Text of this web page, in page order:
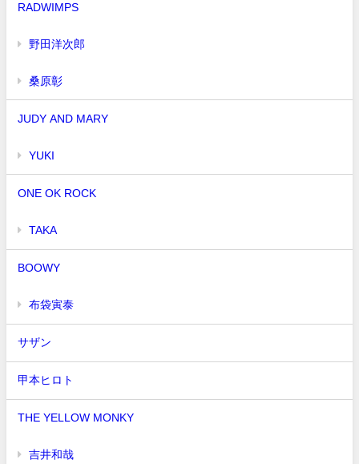
RADWIMPS
野田洋次郎
桑原彰
JUDY AND MARY
YUKI
ONE OK ROCK
TAKA
BOOWY
布袋寅泰
サザン
甲本ヒロト
THE YELLOW MONKY
吉井和哉